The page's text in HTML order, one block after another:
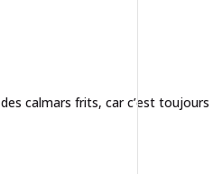
calmars frits, car c’est toujours